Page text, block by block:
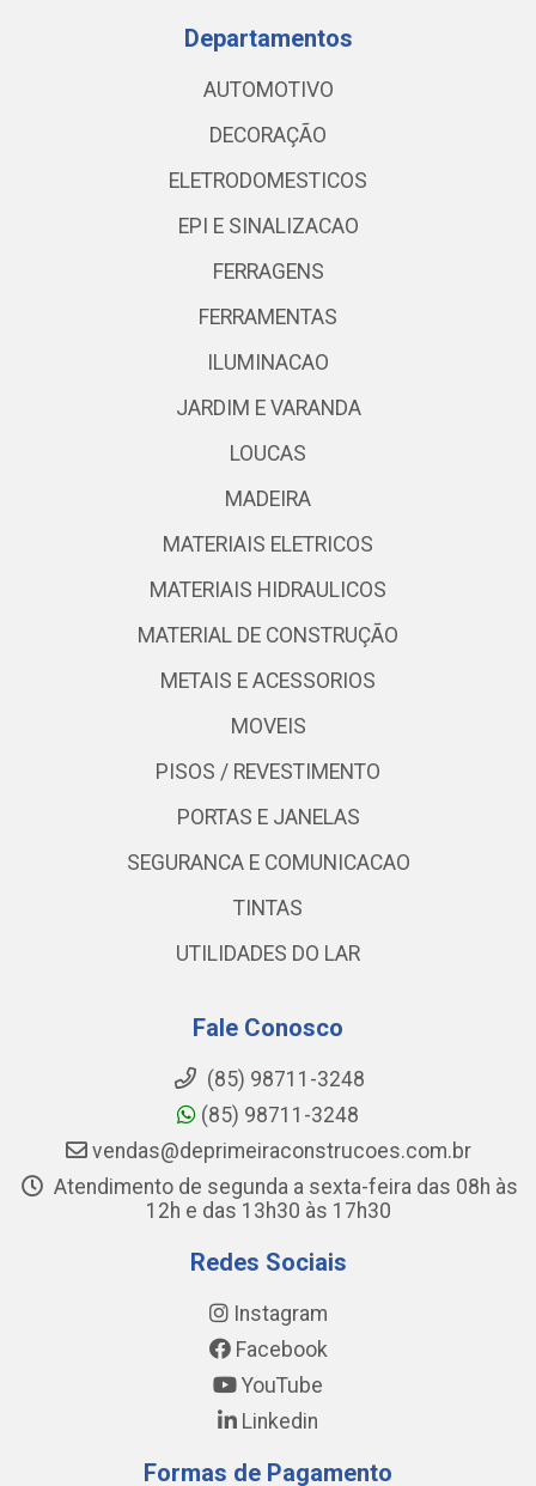
Departamentos
AUTOMOTIVO
DECORAÇÃO
ELETRODOMESTICOS
EPI E SINALIZACAO
FERRAGENS
FERRAMENTAS
ILUMINACAO
JARDIM E VARANDA
LOUCAS
MADEIRA
MATERIAIS ELETRICOS
MATERIAIS HIDRAULICOS
MATERIAL DE CONSTRUÇÃO
METAIS E ACESSORIOS
MOVEIS
PISOS / REVESTIMENTO
PORTAS E JANELAS
SEGURANCA E COMUNICACAO
TINTAS
UTILIDADES DO LAR
Fale Conosco
(85) 98711-3248
(85) 98711-3248
vendas@deprimeiraconstrucoes.com.br
Atendimento de segunda a sexta-feira das 08h às
12h e das 13h30 às 17h30
Redes Sociais
Instagram
Facebook
YouTube
Linkedin
Formas de Pagamento